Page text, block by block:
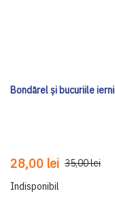
Bondărel și bucuriile
28,00 lei 35,00 lei
Indisponibil